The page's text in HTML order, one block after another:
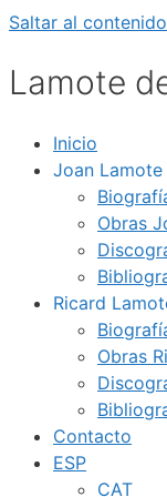
Saltar al contenido
Lamote
Inicio
Joan
Obras
Ricard
Obras
Contacto
ESP
CAT